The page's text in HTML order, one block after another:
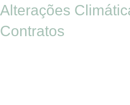
Alterações
Contratos